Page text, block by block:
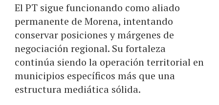
El PT sigue funcionando como aliado
permanente de Morena, intentando
conservar posiciones y márgenes de
negociación regional. Su fortaleza
continúa siendo la operación territorial en
municipios específicos más que una
estructura mediática sólida.